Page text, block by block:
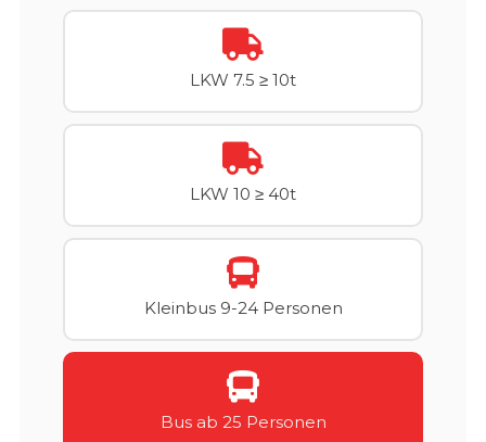
LKW 7.5 ≥ 10t
LKW 10 ≥ 40t
Kleinbus 9-24 Personen
Bus ab 25 Personen